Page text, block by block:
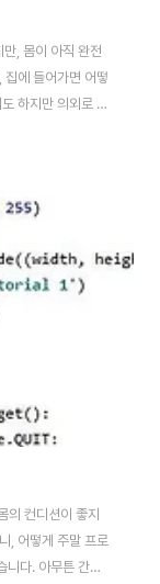
, 몸이 아직 완전
집에 들어가면 어떻
하지만 의외로 일
던 생활을 하다보
무것도 못 하기는
다.
의 컨디션이 좋지
, 어떻게 주말 프로
니다. 아무튼 간에